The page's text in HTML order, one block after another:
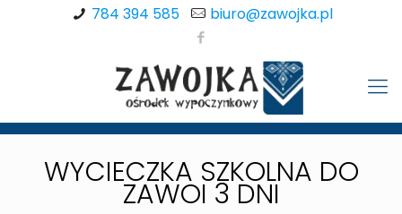
784 394 585 biuro@zawojka.pl
WYCIECZKA SZKOLNA DO
ZAWOI 3 DNI